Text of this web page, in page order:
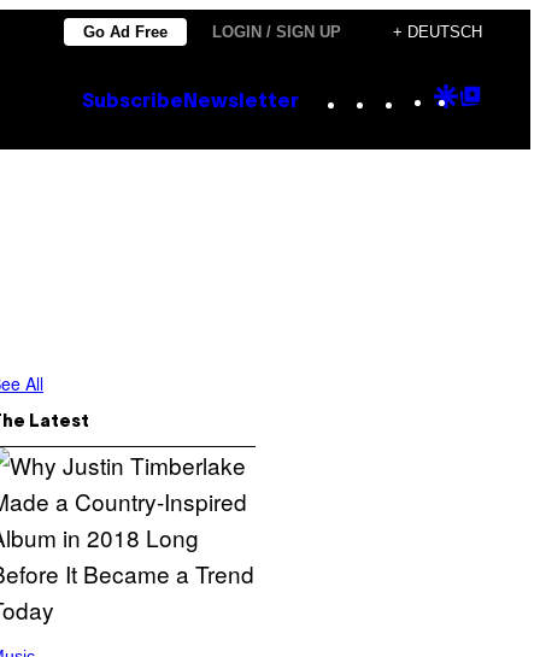
Go Ad Free LOGIN / SIGN UP + DEUTSCH
Subscribe Newsletter Instagram
TikTok
YouTube
Google
All
Latest